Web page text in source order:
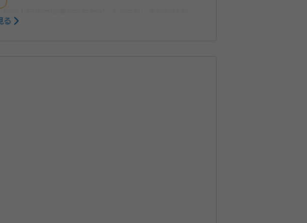
元引受け」や「ご自身の死後のお世話」についても、
る